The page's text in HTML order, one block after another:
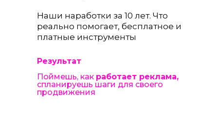
Наши наработки за 10 лет. Что
реально помогает, бесплатное и
платные инструменты
Результат
Поймешь, как работает реклама,
спланируешь шаги для своего
продвижения